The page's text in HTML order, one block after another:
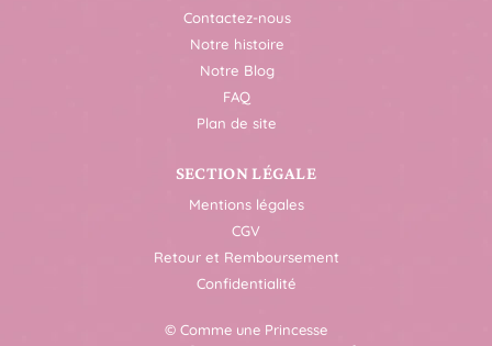
Contactez-nous
Notre histoire
Notre Blog
FAQ
Plan de site
SECTION LÉGALE
Mentions légales
CGV
Retour et Remboursement
Confidentialité
© Comme une Princesse